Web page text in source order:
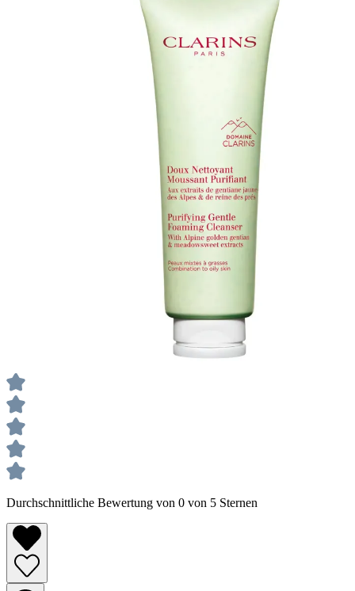
Durchschnittliche Bewertung von 0 von 5 Sternen